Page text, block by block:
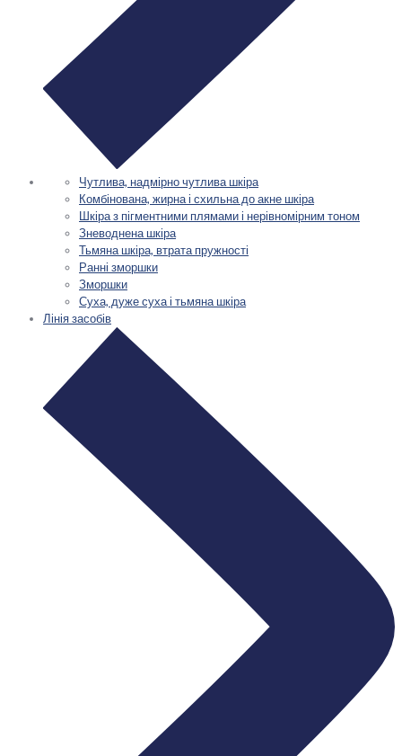
Чутлива, надмірно чутлива шкіра
Комбінована, жирна і схильна до акне шкіра
Шкіра з пігментними плямами і нерівномірним тоном
Зневоднена шкіра
Тьмяна шкіра, втрата пружності
Ранні зморшки
Зморшки
Суха, дуже суха і тьмяна шкіра
Лінія засобів